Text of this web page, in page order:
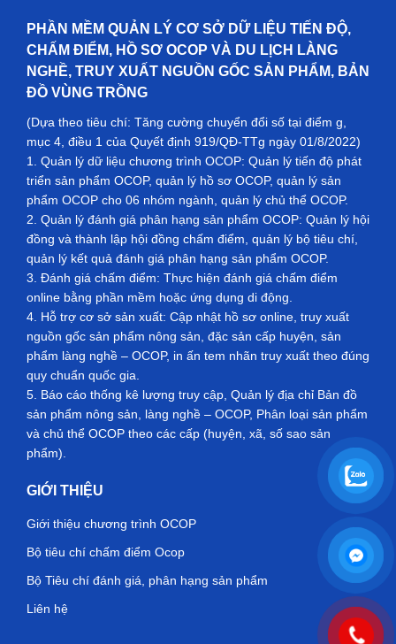
PHẦN MỀM QUẢN LÝ CƠ SỞ DỮ LIỆU TIẾN ĐỘ,
CHẤM ĐIỂM, HỒ SƠ OCOP VÀ DU LỊCH LÀNG
NGHỀ, TRUY XUẤT NGUỒN GỐC SẢN PHẨM, BẢN
ĐỒ VÙNG TRỒNG
(Dựa theo tiêu chí: Tăng cường chuyển đổi số tại điểm g,
mục 4, điều 1 của Quyết định 919/QĐ-TTg ngày 01/8/2022)
1. Quản lý dữ liệu chương trình OCOP: Quản lý tiến độ phát
triển sản phẩm OCOP, quản lý hồ sơ OCOP, quản lý sản
phẩm OCOP cho 06 nhóm ngành, quản lý chủ thể OCOP.
2. Quản lý đánh giá phân hạng sản phẩm OCOP: Quản lý hội
đồng và thành lập hội đồng chấm điểm, quản lý bộ tiêu chí,
quản lý kết quả đánh giá phân hạng sản phẩm OCOP.
3. Đánh giá chấm điểm: Thực hiện đánh giá chấm điểm
online bằng phần mềm hoặc ứng dụng di động.
4. Hỗ trợ cơ sở sản xuất: Cập nhật hồ sơ online, truy xuất
nguồn gốc sản phẩm nông sản, đặc sản cấp huyện, sản
phẩm làng nghề – OCOP, in ấn tem nhãn truy xuất theo đúng
quy chuẩn quốc gia.
5. Báo cáo thống kê lượng truy cập, Quản lý địa chỉ Bản đồ
sản phẩm nông sản, làng nghề – OCOP, Phân loại sản phẩm
và chủ thể OCOP theo các cấp (huyện, xã, số sao sản
phẩm).
GIỚI THIỆU
Giới thiệu chương trình OCOP
Bộ tiêu chí chấm điểm Ocop
Bộ Tiêu chí đánh giá, phân hạng sản phẩm
Liên hệ